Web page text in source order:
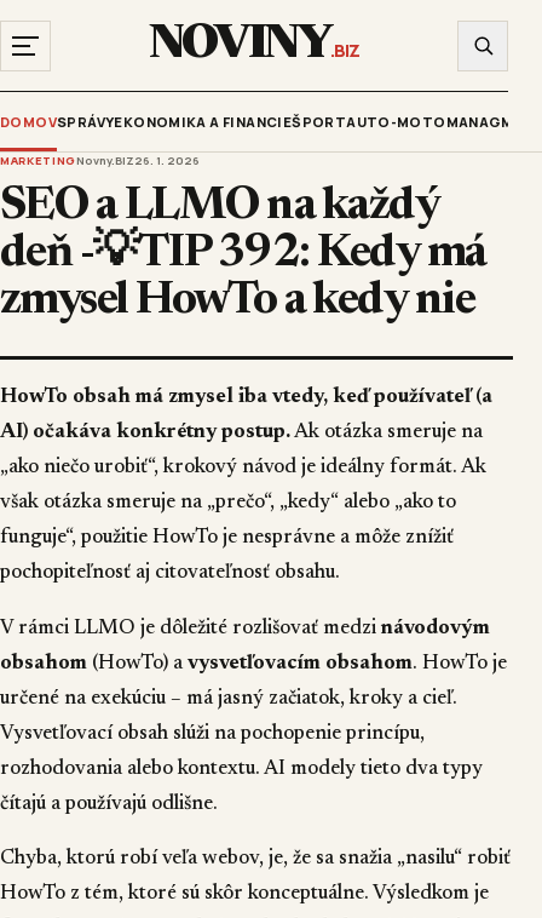
NOVINY.BIZ
DOMOVSPRÁVYEKONOMIKA A FINANCIEŠPORTAUTO-MOTO
MARKETINGNovny.BIZ26. 1. 2026
SEO a LLMO na každý
deň -💡TIP 392: Kedy má
zmysel HowTo a kedy nie
HowTo obsah má zmysel iba vtedy, keď používateľ (a
AI) očakáva konkrétny postup.Ak otázka smeruje na
„ako niečo urobiť“, krokový návod je ideálny formát. Ak
však otázka smeruje na „prečo“, „kedy“ alebo „ako to
funguje“, použitie HowTo je nesprávne a môže znížiť
pochopiteľnosť aj citovateľnosť obsahu.
V rámci LLMO je dôležité rozlišovať medzi návodovým
obsahom (HowTo) a vysvetľovacím obsahom. HowTo je
určené na exekúciu – má jasný začiatok, kroky a cieľ.
Vysvetľovací obsah slúži na pochopenie princípu,
rozhodovania alebo kontextu. AI modely tieto dva typy
čítajú a používajú odlišne.
Chyba, ktorú robí veľa webov, je, že sa snažia „nasilu“ robiť
HowTo z tém, ktoré sú skôr konceptuálne. Výsledkom je